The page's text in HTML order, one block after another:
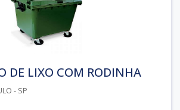
DE LIXO COM RODINHA
- SP